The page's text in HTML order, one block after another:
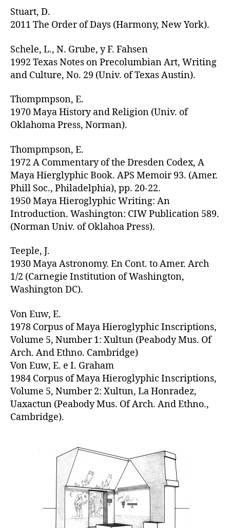
Stuart, D.
2011 The Order of Days (Harmony, New York).
Schele, L., N. Grube, y F. Fahsen
1992 Texas Notes on Precolumbian Art, Writing
and Culture, No. 29 (Univ. of Texas Austin).
Thompmpson, E.
1970 Maya History and Religion (Univ. of
Oklahoma Press, Norman).
Thompmpson, E.
1972 A Commentary of the Dresden Codex, A
Maya Hierglyphic Book. APS Memoir 93. (Amer.
Phill Soc., Philadelphia), pp. 20-22.
1950 Maya Hieroglyphic Writing: An
Introduction. Washington: CIW Publication 589.
(Norman Univ. of Oklahoa Press).
Teeple, J.
1930 Maya Astronomy. En Cont. to Amer. Arch
1/2 (Carnegie Institution of Washington,
Washington DC).
Von Euw, E.
1978 Corpus of Maya Hieroglyphic Inscriptions,
Volume 5, Number 1: Xultun (Peabody Mus. Of
Arch. And Ethno. Cambridge)
Von Euw, E. e I. Graham
1984 Corpus of Maya Hieroglyphic Inscriptions,
Volume 5, Number 2: Xultun, La Honradez,
Uaxactun (Peabody Mus. Of Arch. And Ethno.,
Cambridge).